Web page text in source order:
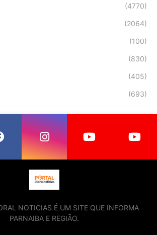
(4770)
(2064)
(100)
(830)
(405)
(693)
NOTICIAS É UM SITE QUE INFORMA
PARNAIBA E REGIÃO.